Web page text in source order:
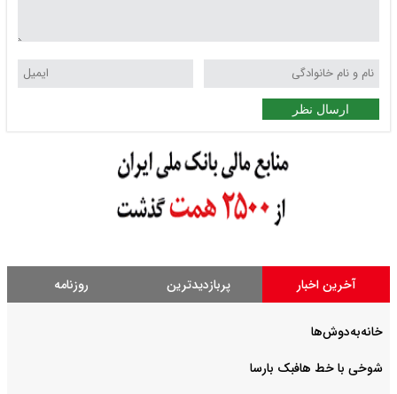
ارسال نظر
آخرین اخبار پربازدیدترین روزنامه
خانه‌به‌دوش‌ها
شوخی با خط هافبک بارسا